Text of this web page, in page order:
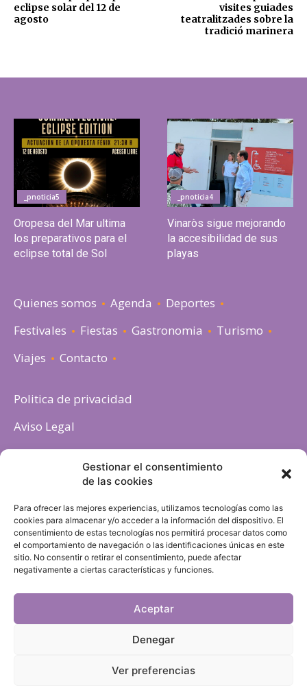
Gestionar el consentimiento
de las cookies
Para ofrecer las mejores experiencias, utilizamos tecnologías como las
cookies para almacenar y/o acceder a la información del dispositivo. El
consentimiento de estas tecnologías nos permitirá procesar datos como
el comportamiento de navegación o las identificaciones únicas en este
sitio. No consentir o retirar el consentimiento, puede afectar
negativamente a ciertas características y funciones.
Aceptar
Denegar
Ver preferencias
eclipse solar del 12 de
agosto
visites guiades
teatralitzades sobre la
tradició marinera
_pnoticia5
Oropesa del Mar ultima
los preparativos para el
eclipse total de Sol
_pnoticia4
Vinaròs sigue mejorando
la accesibilidad de sus
playas
Quienes somos Agenda
Deportes
Festivales
Fiestas Gastronomia
Turismo
Viajes
Contacto
Politica de privacidad
Aviso Legal
Política de cookies